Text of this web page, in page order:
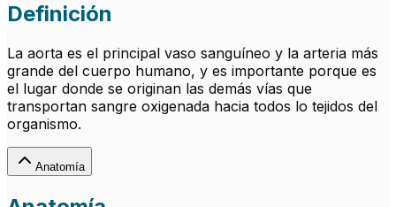
Definición
La aorta es el principal vaso sanguíneo y la arteria más
grande del cuerpo humano, y es importante porque es
el lugar donde se originan las demás vías que
transportan sangre oxigenada hacia todos lo tejidos del
organismo.
Anatomía